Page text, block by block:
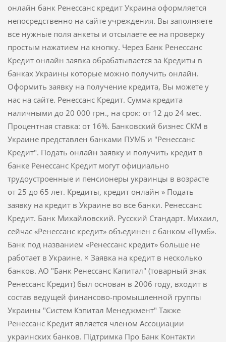
онлайн банк Ренессанс кредит Украина оформляется
непосредственно на сайте учреждения. Вы заполняете
все нужные поля анкеты и отсылаете ее на проверку
простым нажатием на кнопку. Через Банк Ренессанс
Кредит онлайн заявка обрабатывается за Кредиты в
банках Украины которые можно получить онлайн.
Оформить заявку на получение кредита, Вы можете у
нас на сайте. Ренессанс Кредит. Сумма кредита
наличными до 20 000 грн., на срок: от 12 до 24 мес.
Процентная ставка: от 16%. Банковский бизнес СКМ в
Украине представлен банками ПУМБ и "Ренессанс
Кредит". Подать онлайн заявку и получить кредит в
банке Ренессанс Кредит могут официально
трудоустроенные и пенсионеры украинцы в возрасте
от 25 до 65 лет. Кредиты, кредит онлайн » Подать
заявку на кредит в Украине во все банки. Ренесcанс
Кредит. Банк Михайловский. Русский Стандарт. Михаил,
сейчас «Ренессанс кредит» объединен с банком «Пумб».
Банк под названием «Ренессанс кредит» больше не
работает в Украине. × Заявка на кредит в несколько
банков. АО "Банк Ренессанс Капитал" (товарный знак
Ренессанс Кредит) был основан в 2006 году, входит в
состав ведущей финансово-промышленной группы
Украины "Систем Кэпитал Менеджмент" Также
Ренессанс Кредит является членом Ассоциации
украинских банков. Підтримка Про Банк Контакти